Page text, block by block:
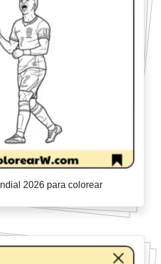
2026 para colorear